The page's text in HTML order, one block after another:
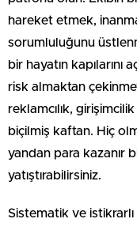
hareket etmek,
sorumluluğunu
bir hayatın
risk almaktan
reklamcılık,
biçilmiş kaftan. Hiç
yandan para kazanır
yatıştırabilirsiniz.
Sistematik ve